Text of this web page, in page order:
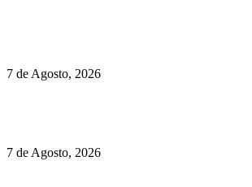
7 de Agosto, 2026
7 de Agosto, 2026